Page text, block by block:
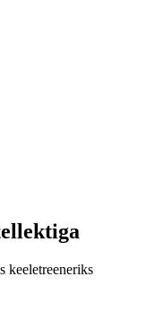
keeletreeneriks